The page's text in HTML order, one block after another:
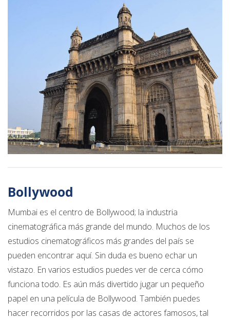
Bollywood
Mumbai es el centro de Bollywood; la industria
cinematográfica más grande del mundo. Muchos de los
estudios cinematográficos más grandes del país se
pueden encontrar aquí. Sin duda es bueno echar un
vistazo. En varios estudios puedes ver de cerca cómo
funciona todo. Es aún más divertido jugar un pequeño
papel en una película de Bollywood. También puedes
hacer recorridos por las casas de actores famosos, tal